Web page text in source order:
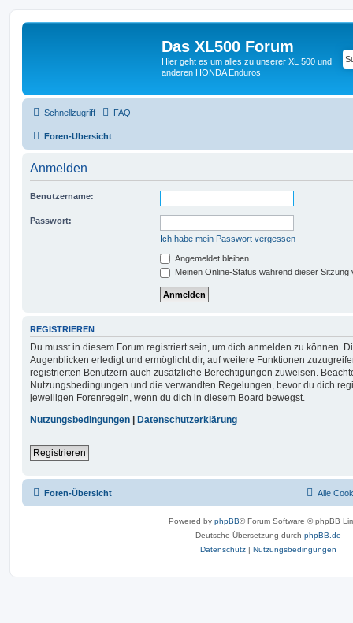
Das XL500 Forum
Hier geht es um alles zu unserer XL 500 und
anderen HONDA Enduros
Schnellzugriff FAQ
Foren-Übersicht
Anmelden
Benutzername:
Passwort:
Ich habe mein Passwort vergessen
Angemeldet bleiben
Meinen Online-Status während dieser Sitzung
REGISTRIEREN
Du musst in diesem Forum registriert sein, um dich anmelden zu können.
Augenblicken erledigt und ermöglicht dir, auf weitere Funktionen
registrierten Benutzern auch zusätzliche Berechtigungen zuweisen.
Nutzungsbedingungen und die verwandten Regelungen, bevor du dich
jeweiligen Forenregeln, wenn du dich in diesem Board bewegst.
Nutzungsbedingungen
Datenschutzerklärung
Registrieren
Foren-Übersicht Alle
Powered by phpBB® Forum Software © phpBB
Deutsche Übersetzung durch phpBB.de
Datenschutz | Nutzungsbedingungen